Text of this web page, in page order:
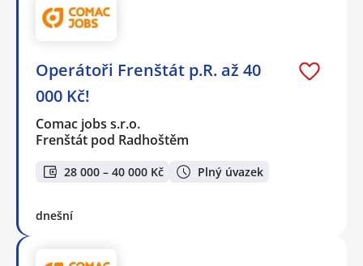
Operátoři Frenštát p.R. až 40
000 Kč!
Comac jobs s.r.o.
Frenštát pod Radhoštěm
28 000 – 40 000 Kč Plný úvazek
dnešní